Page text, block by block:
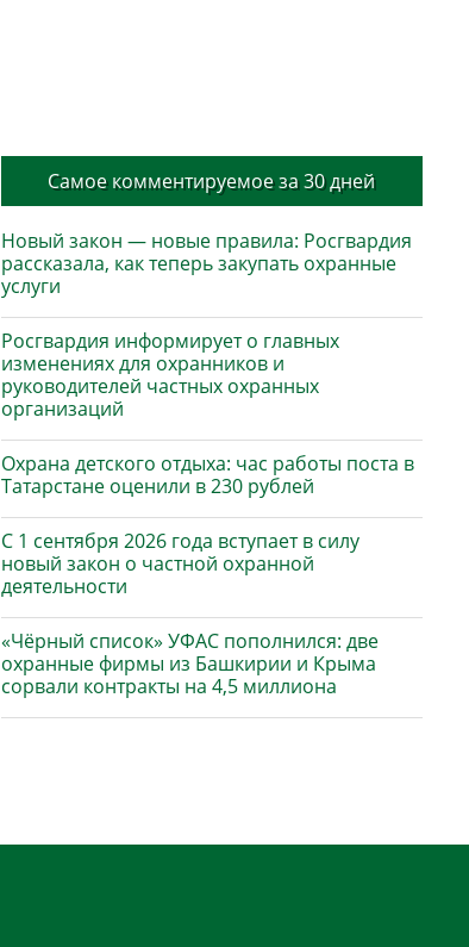
Самое комментируемое за 30 дней
Новый закон — новые правила: Росгвардия
рассказала, как теперь закупать охранные
услуги
Росгвардия информирует о главных
изменениях для охранников и
руководителей частных охранных
организаций
Охрана детского отдыха: час работы поста в
Татарстане оценили в 230 рублей
С 1 сентября 2026 года вступает в силу
новый закон о частной охранной
деятельности
«Чёрный список» УФАС пополнился: две
охранные фирмы из Башкирии и Крыма
сорвали контракты на 4,5 миллиона